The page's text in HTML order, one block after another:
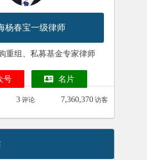
杨春宝一级律师
重组、私募基金专家律师
号 名片
3 评论 7,360,370 访客